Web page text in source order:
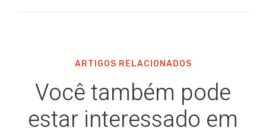
ARTIGOS RELACIONADOS
Você também pode
estar interessado em